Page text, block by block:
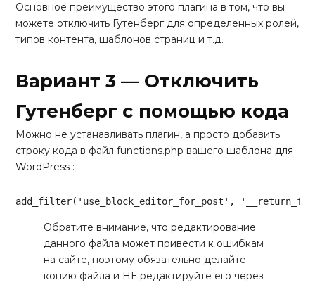
Основное преимущество этого плагина в том, что вы
можете отключить Гутенберг для определенных ролей,
типов контента, шаблонов страниц и т.д.
Вариант 3 — Отключить
Гутенберг с помощью кода
Можно не устанавливать плагин, а просто добавить
строку кода в файл functions.php вашего шаблона для
WordPress :
add_filter( 'use_block_editor_for_post' ,
Обратите внимание, что редактирование
данного файла может привести к ошибкам
на сайте, поэтому обязательно делайте
копию файла и НЕ редактируйте его через